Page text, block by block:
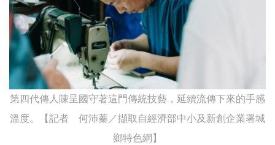
第四代傳人陳呈國守著這門傳統技藝，延續流傳下來的手感
溫度。【記者 何沛蓁／擷取自經濟部中小及新創企業署城
鄉特色網】